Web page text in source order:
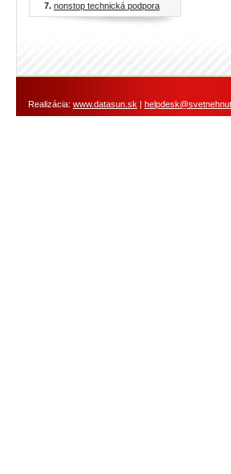
nonstop technická podpora
Realizácia: www.datasun.sk |